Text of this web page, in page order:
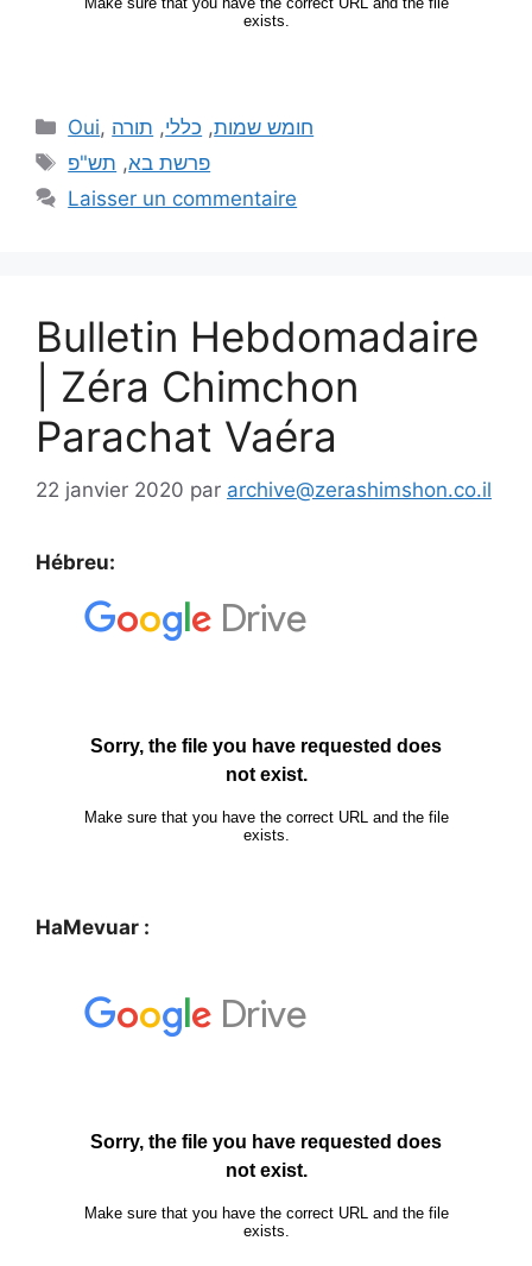
Oui, חומש שמות, כללי, תורה
פרשת בא, תש"פ
Laisser un commentaire
Bulletin Hebdomadaire
| Zéra Chimchon
Parachat Vaéra
22 janvier 2020 par archive@zerashimshon.co.il
Hébreu:
HaMevuar :